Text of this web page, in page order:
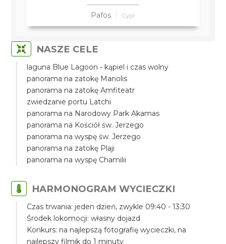
Pafos Cypr
NASZE CELE
laguna Blue Lagoon - kąpiel i czas wolny
panorama na zatokę Manolis
panorama na zatokę Amfiteatr
zwiedzanie portu Latchi
panorama na Narodowy Park Akamas
panorama na Kościół św. Jerzego
panorama na wyspę św. Jerzego
panorama na zatokę Plaji
panorama na wyspę Chamilii
HARMONOGRAM WYCIECZKI
Czas trwania: jeden dzień, zwykle 09:40 - 13:30
Środek lokomocji: własny dojazd
Konkurs: na najlepszą fotografię wycieczki, na
najlepszy filmik do 1 minuty